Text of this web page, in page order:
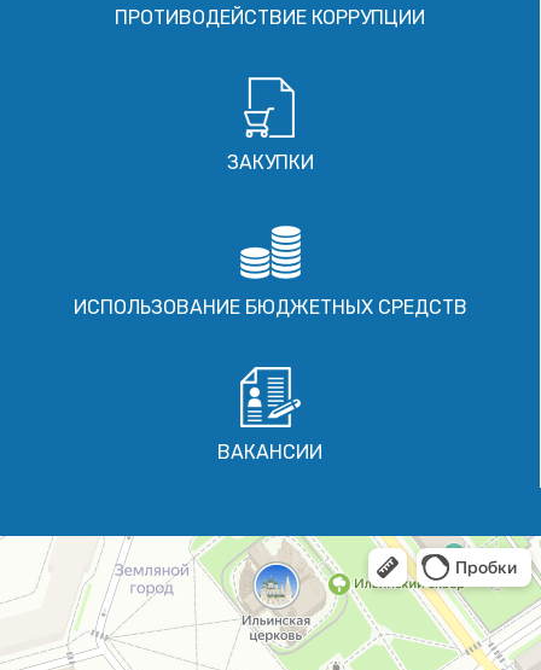
ПРОТИВОДЕЙСТВИЕ КОРРУПЦИИ
ЗАКУПКИ
ИСПОЛЬЗОВАНИЕ БЮДЖЕТНЫХ СРЕДСТВ
ВАКАНСИИ